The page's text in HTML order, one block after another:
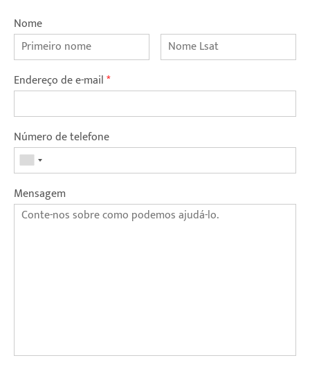
Nome
Endereço de e-mail*
Número de telefone
Mensagem